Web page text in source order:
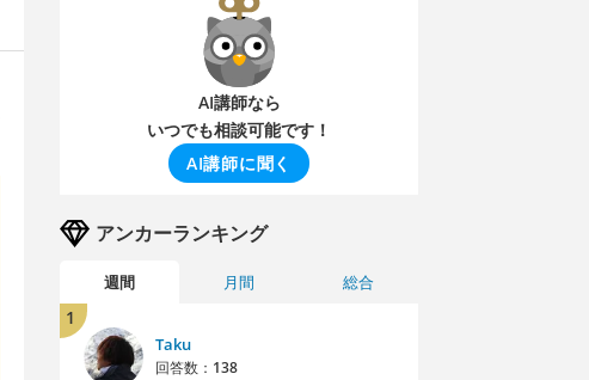
AI講師なら
いつでも相談可能です！
AI講師に聞く
アンカーランキング
週間 月間 総合
1
Taku
回答数： 138